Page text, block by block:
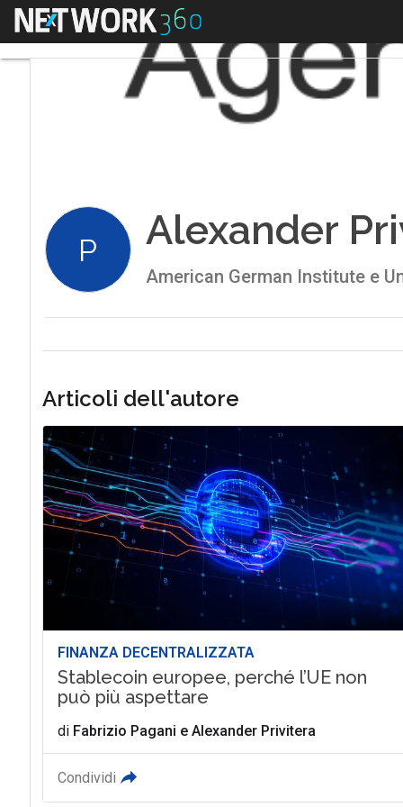
Menu
P Alexander
American German Institute e
Articoli dell'autore
FINANZA DECENTRALIZZATA
Stablecoin europee, perché l’UE non
può più aspettare
di Fabrizio Pagani e Alexander Privitera
Condividi